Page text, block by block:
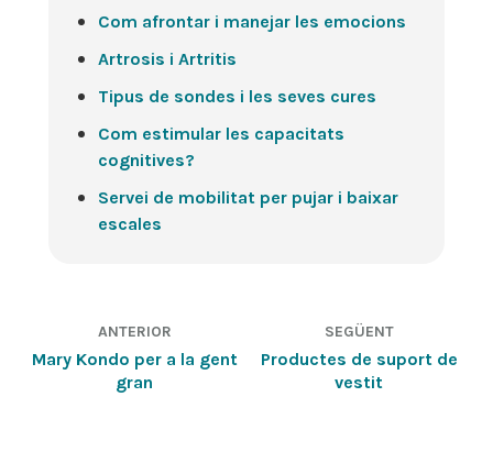
Com afrontar i manejar les emocions
Artrosis i Artritis
Tipus de sondes i les seves cures
Com estimular les capacitats
cognitives?
Servei de mobilitat per pujar i baixar
escales
ANTERIOR
Mary Kondo per a la gent
gran
SEGÜENT
Productes de suport de
vestit